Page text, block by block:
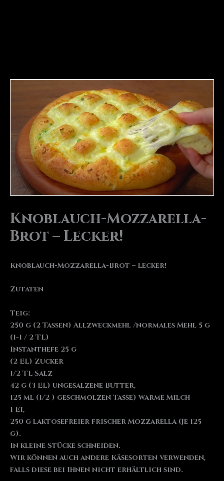
Knoblauch-Mozzarella-
Brot – Lecker!
Knoblauch-Mozzarella-Brot – Lecker!
Zutaten
Teig:
250 g (2 Tassen) Allzweckmehl /normales Mehl 5 g
(1-1 / 2 TL)
Instanthefe 25 g
(2 EL) Zucker
1/2 TL Salz
42 g (3 EL) ungesalzene Butter,
125 ml (1/2 ) geschmolzen Tasse) warme Milch
1 Ei,
250 g laktosefreier frischer Mozzarella (je 125
g).
In kleine Stücke schneiden.
Wir können auch andere Käsesorten verwenden,
falls diese bei Ihnen nicht erhältlich sind.